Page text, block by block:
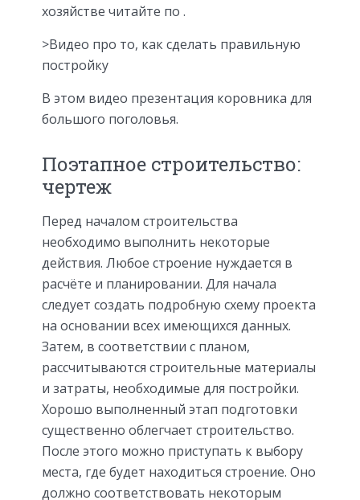
хозяйстве читайте по .
>Видео про то, как сделать правильную
постройку
В этом видео презентация коровника для
большого поголовья.
Поэтапное строительство:
чертеж
Перед началом строительства
необходимо выполнить некоторые
действия. Любое строение нуждается в
расчёте и планировании. Для начала
следует создать подробную схему проекта
на основании всех имеющихся данных.
Затем, в соответствии с планом,
рассчитываются строительные материалы
и затраты, необходимые для постройки.
Хорошо выполненный этап подготовки
существенно облегчает строительство.
После этого можно приступать к выбору
места, где будет находиться строение. Оно
должно соответствовать некоторым